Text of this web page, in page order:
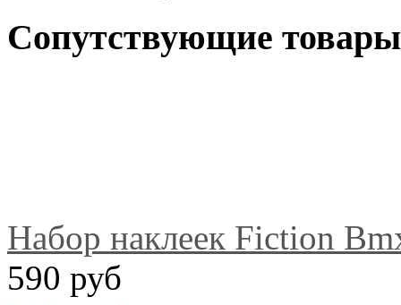
Сопутствующие товары
Набор наклеек Fiction
590 руб